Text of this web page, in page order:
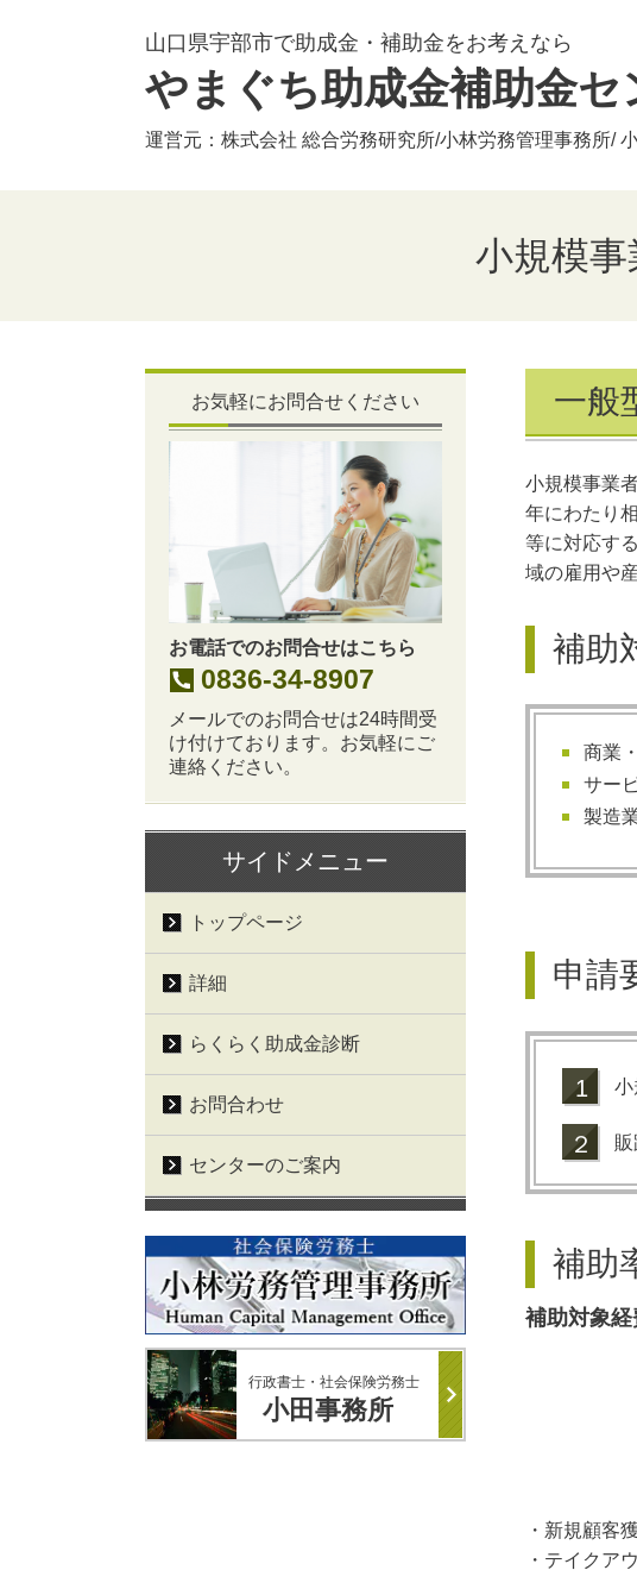
山口県宇部市で助成金・補助金をお考えなら
やまぐち助成金補助金セ
運営元：株式会社 総合労務研究所/小林労務管理事務所/
小規模事
一般
小規模事業
年にわたり
等に対応す
域の雇用や
補助
商業
サー
製造
申請
1
２
補助
補助対象
・新規顧客
・テイク
お気軽にお問合せください
お電話でのお問合せはこちら
0836-34-8907
メールでのお問合せは24時間受
け付けております。お気軽にご
連絡ください。
サイドメニュー
トップページ
詳細
らくらく助成金診断
お問合わせ
センターのご案内
行政書士・社会保険労務士
小田事務所